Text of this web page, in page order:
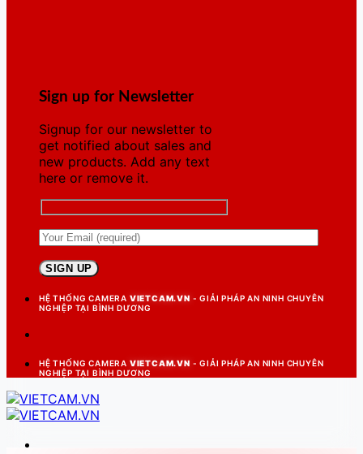
Sign up for Newsletter
Signup for our newsletter to
get notified about sales and
new products. Add any text
here or remove it.
HỆ THỐNG CAMERA VIETCAM.VN - GIẢI PHÁP AN NINH CHUYÊN
NGHIỆP TẠI BÌNH DƯƠNG
HỆ THỐNG CAMERA VIETCAM.VN - GIẢI PHÁP AN NINH CHUYÊN
NGHIỆP TẠI BÌNH DƯƠNG